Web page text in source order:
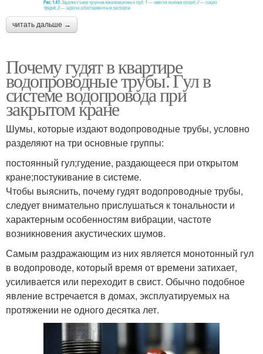
читать дальше →
Почему гудят в квартире
водопроводные трубы. Гул в
системе водопровода при
закрытом кране
Шумы, которые издают водопроводные трубы, условно
разделяют на три основные группы:
постоянный гул;гудение, раздающееся при открытом
кране;постукивание в системе.
Чтобы выяснить, почему гудят водопроводные трубы,
следует внимательно прислушаться к тональности и
характерным особенностям вибрации, частоте
возникновения акустических шумов.
Самым раздражающим из них является монотонный гул
в водопроводе, который время от времени затихает,
усиливается или переходит в свист. Обычно подобное
явление встречается в домах, эксплуатируемых на
протяжении не одного десятка лет.